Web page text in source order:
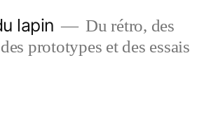
lapin
Du rétro, des
prototypes et des essais